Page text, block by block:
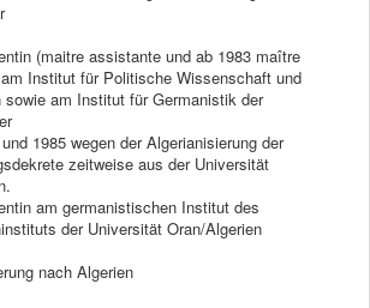
(maitre assistante und ab 1983 maître
Institut für Politische Wissenschaft und
sowie am Institut für Germanistik der
1985 wegen der Algerianisierung der
zeitweise aus der Universität
am germanistischen Institut des
der Universität Oran/Algerien
nach Algerien